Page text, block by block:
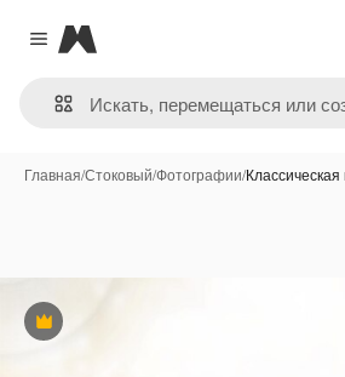
Close menu
Magnific
Главная/Стоковый/Фотографии/
Премиум